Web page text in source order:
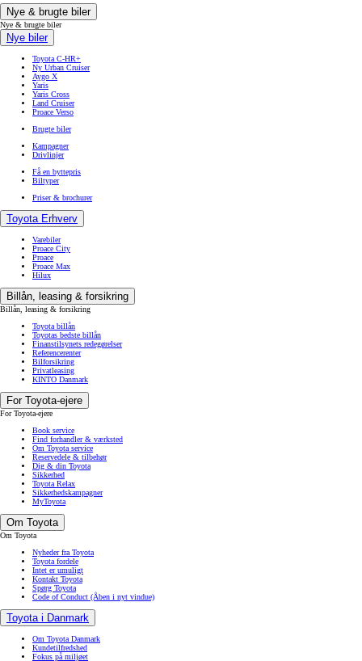
Nye & brugte biler
Nye & brugte biler
Nye biler
Toyota C-HR+
Ny Urban Cruiser
Aygo X
Yaris
Yaris Cross
Land Cruiser
Proace Verso
Brugte biler
Kampagner
Drivlinjer
Få en byttepris
Biltyper
Priser & brochurer
Toyota Erhverv
Varebiler
Proace City
Proace
Proace Max
Hilux
Billån, leasing & forsikring
Billån, leasing & forsikring
Toyota billån
Toyotas bedste billån
Finanstilsynets redegørelser
Referencerenter
Bilforsikring
Privatleasing
KINTO Danmark
For Toyota-ejere
For Toyota-ejere
Book service
Find forhandler & værksted
Om Toyota service
Reservedele & tilbehør
Dig & din Toyota
Sikkerhed
Toyota Relax
Sikkerhedskampagner
MyToyota
Om Toyota
Om Toyota
Nyheder fra Toyota
Toyota fordele
Intet er umuligt
Kontakt Toyota
Spørg Toyota
Code of Conduct (Åben i nyt vindue)
Toyota i Danmark
Om Toyota Danmark
Kundetilfredshed
Fokus på miljøet